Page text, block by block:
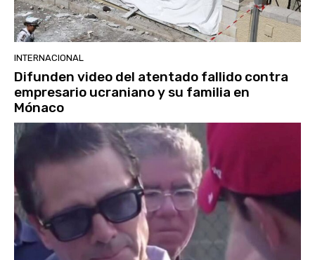
INTERNACIONAL
Difunden video del atentado fallido contra
empresario ucraniano y su familia en
Mónaco